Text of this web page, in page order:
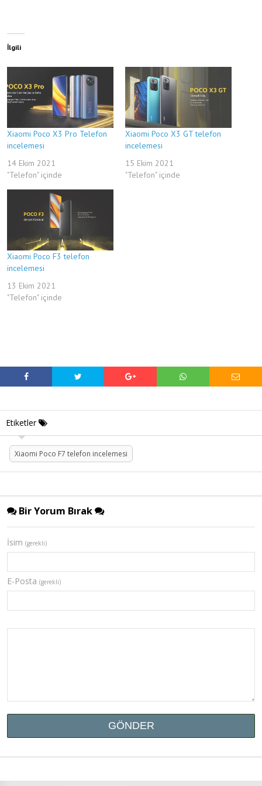
İlgili
Xiaomi Poco X3 Pro Telefon
incelemesi
14 Ekim 2021
"Telefon" içinde
Xiaomi Poco X3 GT telefon
incelemesi
15 Ekim 2021
"Telefon" içinde
Xiaomi Poco F3 telefon
incelemesi
13 Ekim 2021
"Telefon" içinde
Etiketler
Xiaomi Poco F7 telefon incelemesi
Bir Yorum Bırak
İsim (gerekli)
E-Posta (gerekli)